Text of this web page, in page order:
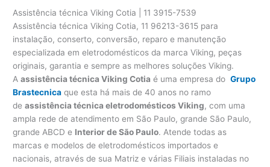
t
ê
n
a
t
é
Assistência técnica Viking Cotia | 11 3915-7539
Assistência técnica Viking Cotia, 11 96213-3615 para
instalação, conserto, conversão, reparo e manutenção
especializada em eletrodomésticos da marca Viking, peças
originais, garantia e sempre as melhores soluções Viking.
Aassistência técnica Viking Cotia é uma empresa doGrupo
Brastecnica que esta há mais de 40 anos no ramo
deassistência técnica eletrodomésticos Viking, com uma
ampla rede de atendimento em São Paulo, grande São Paulo,
grande ABCD e Interior de São Paulo. Atende todas as
marcas e modelos de eletrodomésticos importados e
nacionais, através de sua Matriz e várias Filiais instaladas no